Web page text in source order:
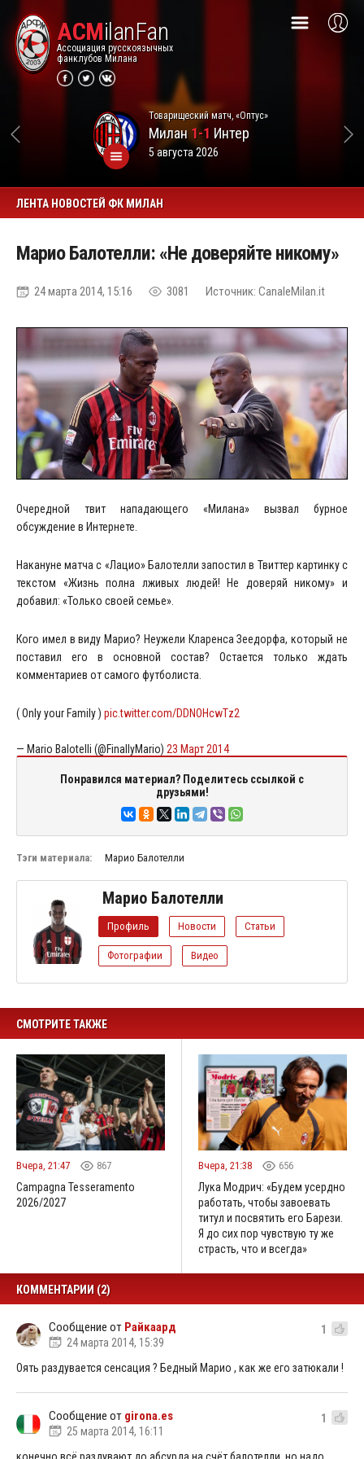
ACMilanFan
Ассоциация русскоязычных
фанклубов Милана
Товарищеский матч, «Оптус»
Милан1-1 Интер
5 августа 2026
ЛЕНТА НОВОСТЕЙ ФК МИЛАН
Марио Балотелли: «Не доверяйте никому»
24 марта 2014, 15:16 3081 Источник: CanaleMilan.it
Очередной твит нападающего «Милана» вызвал бурное
обсуждение в Интернете.
Накануне матча с «Лацио» Балотелли запостил в Твиттер картинку с
текстом «Жизнь полна лживых людей! Не доверяй никому» и
добавил: «Только своей семье».
Кого имел в виду Марио? Неужели Кларенса Зеедорфа, который не
поставил его в основной состав? Остается только ждать
комментариев от самого футболиста.
( Only your Family ) pic.twitter.com/DDNOHcwTz2
— Mario Balotelli (@FinallyMario) 23 Март 2014
Понравился материал? Поделитесь ссылкой с
друзьями!
Тэги материала: Марио Балотелли
Марио Балотелли
Профиль Новости Статьи
Фотографии Видео
СМОТРИТЕ ТАКЖЕ
Вчера, 21:47 867
Campagna Tesseramento
2026/2027
Вчера, 21:38 656
Лука Модрич: «Будем усердно
работать, чтобы завоевать
титул и посвятить его Барези.
Я до сих пор чувствую ту же
страсть, что и всегда»
КОММЕНТАРИИ (2)
Сообщение от Райкаард
24 марта 2014, 15:39
1
Оять раздувается сенсация ? Бедный Марио , как же его затюкали !
Сообщение от girona.es
25 марта 2014, 16:11
1